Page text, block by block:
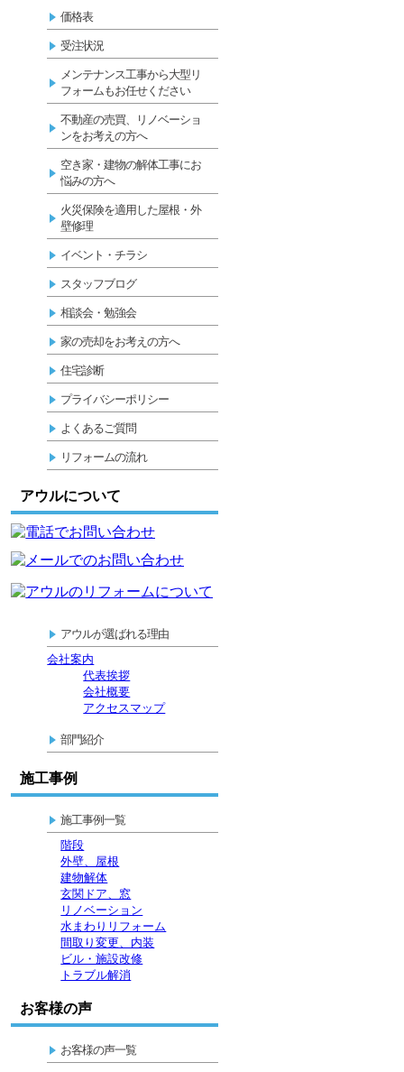
価格表
受注状況
メンテナンス工事から大型リ
フォームもお任せください
不動産の売買、リノベーショ
ンをお考えの方へ
空き家・建物の解体工事にお
悩みの方へ
火災保険を適用した屋根・外
壁修理
イベント・チラシ
スタッフブログ
相談会・勉強会
家の売却をお考えの方へ
住宅診断
プライバシーポリシー
よくあるご質問
リフォームの流れ
アウルについて
アウルが選ばれる理由
会社案内
代表挨拶
会社概要
アクセスマップ
部門紹介
施工事例
施工事例一覧
階段
外壁、屋根
建物解体
玄関ドア、窓
リノベーション
水まわりリフォーム
間取り変更、内装
ビル・施設改修
トラブル解消
お客様の声
お客様の声一覧